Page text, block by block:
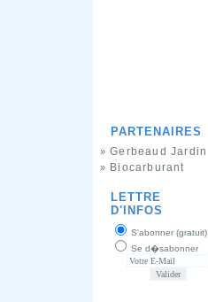
PARTENAIRES
» Gerbeaud Jardin
» Biocarburant
LETTRE
D'INFOS
S'abonner (gratuit)
Se d�sabonner